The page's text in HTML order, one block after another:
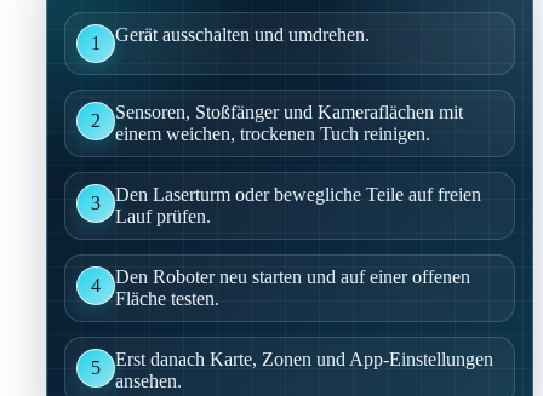
1 Gerät ausschalten und umdrehen.
2
Sensoren, Stoßfänger und Kameraflächen mit
einem weichen, trockenen Tuch reinigen.
3
Den Laserturm oder bewegliche Teile auf freien
Lauf prüfen.
4
Den Roboter neu starten und auf einer offenen
Fläche testen.
5
Erst danach Karte, Zonen und App-Einstellungen
ansehen.